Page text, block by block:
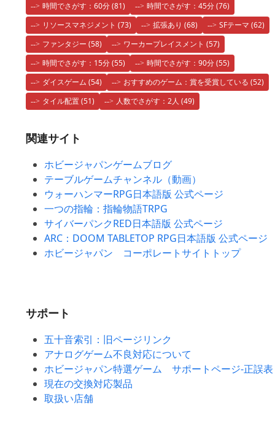
時間でさがす：60分(81) 時間でさがす：45分(76)
リソースマネジメント (73) 拡張あり (68) SFテーマ (62)
ファンタジー (58) ワーカープレイスメント (57)
時間でさがす：15分(55) 時間でさがす：90分(55)
ダイスゲーム (54) おすすめのゲーム：賞を受賞している (52)
タイル配置(51) 人数でさがす：2人(49)
関連サイト
ホビージャパンゲームブログ
テーブルゲームチャンネル（動画）
ウォーハンマーRPG日本語版 公式ページ
一つの指輪：指輪物語TRPG
サイバーパンクRED日本語版 公式ページ
ARC：DOOM TABLETOP RPG日本語版 公式ページ
ホビージャパン コーポレートサイトトップ
サポート
五十音索引：旧ページリンク
アナログゲーム不良対応について
ホビージャパン特選ゲーム サポートページ-正誤表
現在の交換対応製品
取扱い店舗